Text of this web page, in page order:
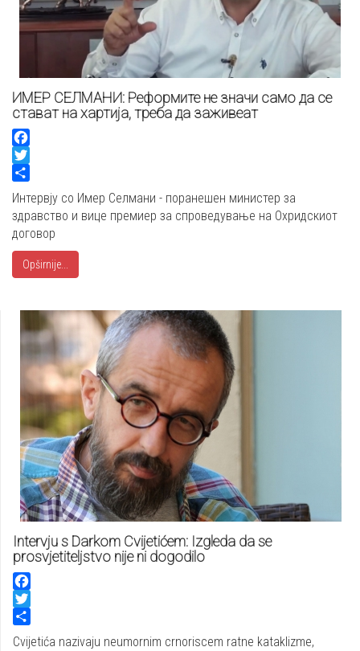
ИМЕР СЕЛМАНИ: Реформите не значи само да се
стават на хартија, треба да заживеат
Facebook
Twitter
Share
Интервју со Имер Селмани - поранешен министер за
здравство и вице премиер за спроведување на Охридскиот
договор
Opširnije...
Intervju s Darkom Cvijetićem: Izgleda da se
prosvjetiteljstvo nije ni dogodilo
Facebook
Twitter
Share
Cvijetića nazivaju neumornim crnoriscem ratne kataklizme,